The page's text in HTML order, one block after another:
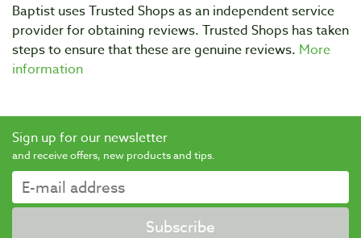
Baptist uses Trusted Shops as an independent service
provider for obtaining reviews. Trusted Shops has taken
steps to ensure that these are genuine reviews. More
information
Sign up for our newsletter
and receive offers, new products and tips.
Subscribe